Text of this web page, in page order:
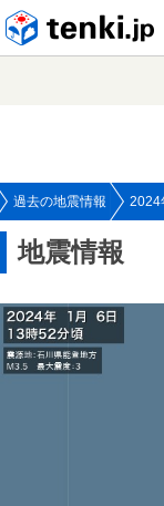
過去の地震情報 2024
地震情報